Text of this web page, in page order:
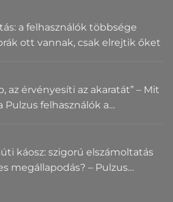
a felhasználók többsége
ott vannak, csak elrejtik őket
az érvényesíti az akaratát” – Mit
Pulzus felhasználók a
káosz: szigorú elszámoltatás
megállapodás? – Pulzus